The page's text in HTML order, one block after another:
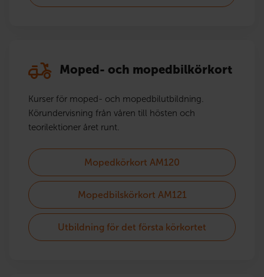
Moped- och mopedbilkörkort
Kurser för moped- och mopedbilutbildning.
Körundervisning från våren till hösten och
teorilektioner året runt.
Mopedkörkort AM120
Mopedbilskörkort AM121
Utbildning för det första körkortet